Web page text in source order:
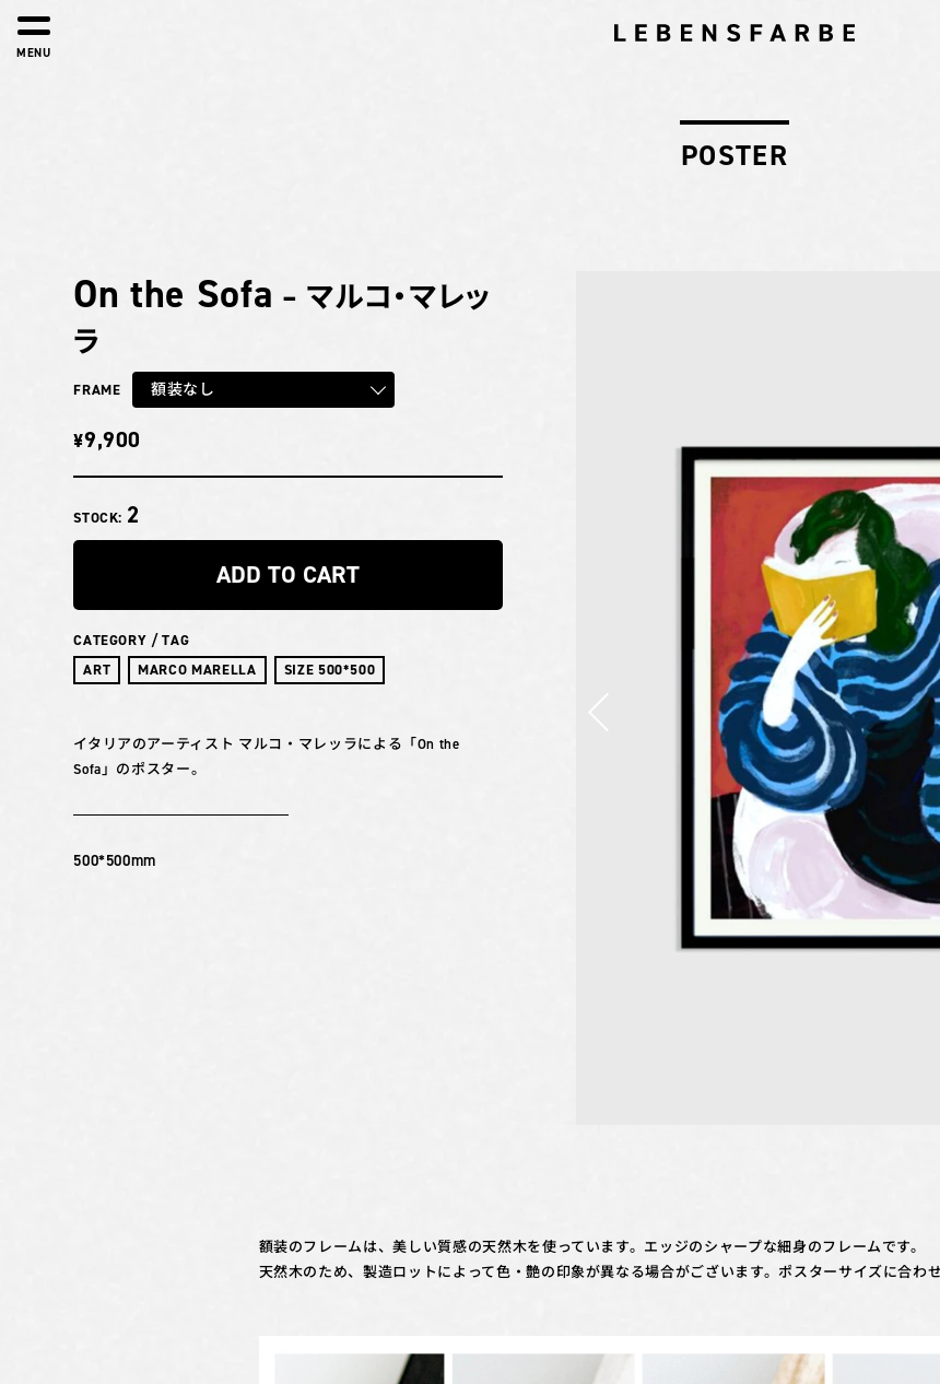
MENU
POSTER
On the Sofa – マルコ・マレッ
ラ
FRAME 額装なし
¥9,900
STOCK: 2
ADD TO CART
CATEGORY / TAG
ART
MARCO MARELLA SIZE 500*500
イタリアのアーティスト マルコ・マレッラによる「On the
Sofa」のポスター。
500*500mm
額装のフレームは、美しい質感の天然木を使っています。エッジのシャープな細身のフレームです。
天然木のため、製造ロットによって色・艶の印象が異なる場合がございます。ポスターサイズに合わ